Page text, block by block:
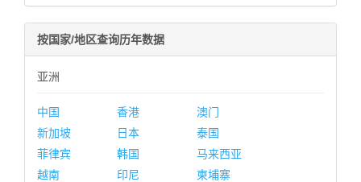
按国家/地区查询历年数据
亚洲
中国 香港
澳门
新加坡
日本
泰国
菲律宾
韩国
马来西亚
越南
印尼
柬埔寨